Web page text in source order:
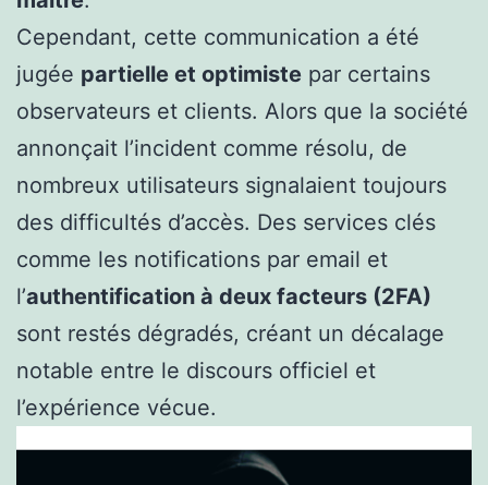
Cependant, cette communication a été
jugée partielle et optimiste par certains
observateurs et clients. Alors que la société
annonçait l’incident comme résolu, de
nombreux utilisateurs signalaient toujours
des difficultés d’accès. Des services clés
comme les notifications par email et
l’authentification à deux facteurs (2FA)
sont restés dégradés, créant un décalage
notable entre le discours officiel et
l’expérience vécue.